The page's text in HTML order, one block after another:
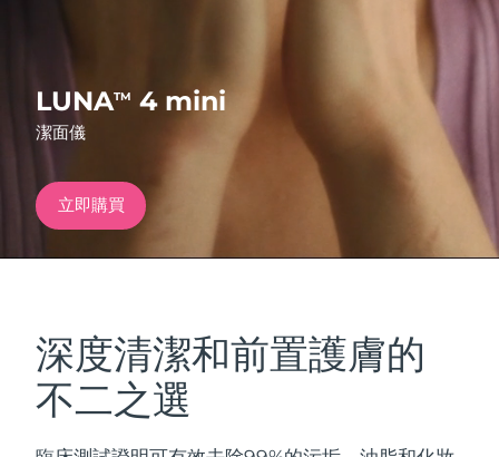
LUNATM 4 mini
潔面儀
立即購買
深度清潔和前置護膚的
不二之選
紅光療法
面部清潔
德國 預計送達日期
預計送達日期 14/08/2026
巴林 預計送達日期 11/08/2026